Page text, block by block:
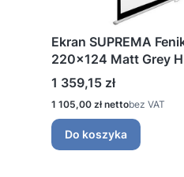
Ekran SUPREMA
220x124 Matt Grey
Cena
1 359,15 zł
Cena
1 105,00 zł bez VAT
Do koszyka